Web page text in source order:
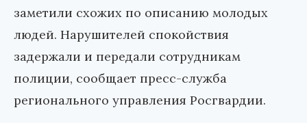
заметили схожих по описанию молодых
людей. Нарушителей спокойствия
задержали и передали сотрудникам
полиции, сообщает пресс-служба
регионального управления Росгвардии.